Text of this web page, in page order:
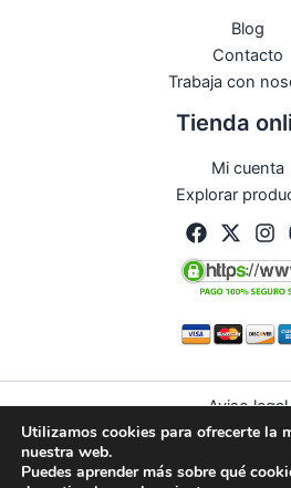
Blog
Contacto
Trabaja con
Tienda
Mi cuenta
Explorar
Aviso legal
Política de
Utilizamos cookies para ofrecerte la
nuestra web.
Puedes aprender más sobre qué